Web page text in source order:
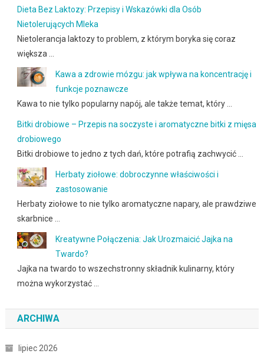
Dieta Bez Laktozy: Przepisy i Wskazówki dla Osób
Nietolerujących Mleka
Nietolerancja laktozy to problem, z którym boryka się coraz
większa …
Kawa a zdrowie mózgu: jak wpływa na koncentrację i
funkcje poznawcze
Kawa to nie tylko popularny napój, ale także temat, który …
Bitki drobiowe – Przepis na soczyste i aromatyczne bitki z mięsa
drobiowego
Bitki drobiowe to jedno z tych dań, które potrafią zachwycić …
Herbaty ziołowe: dobroczynne właściwości i
zastosowanie
Herbaty ziołowe to nie tylko aromatyczne napary, ale prawdziwe
skarbnice …
Kreatywne Połączenia: Jak Urozmaicić Jajka na
Twardo?
Jajka na twardo to wszechstronny składnik kulinarny, który
można wykorzystać …
ARCHIWA
lipiec 2026